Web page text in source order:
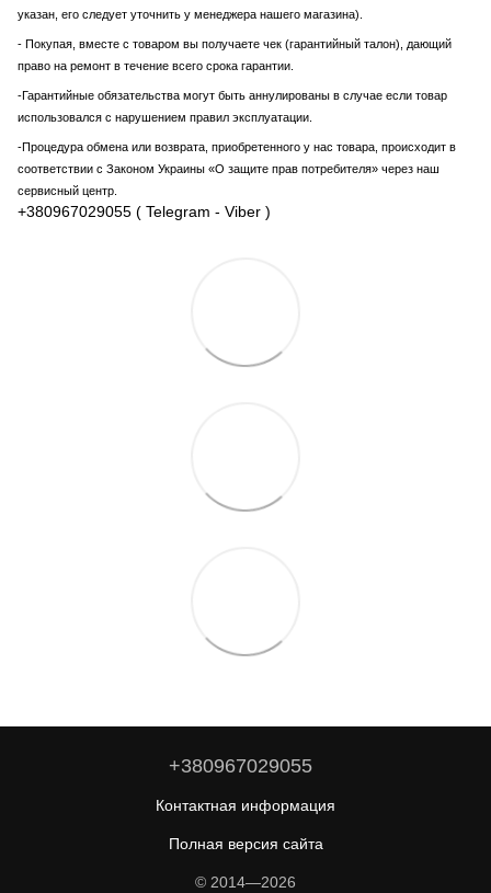
указан, его следует уточнить у менеджера нашего магазина).
- Покупая, вместе с товаром вы получаете чек (гарантийный талон), дающий
право на ремонт в течение всего срока гарантии.
-Гарантийные обязательства могут быть аннулированы в случае если товар
использовался с нарушением правил эксплуатации.
-Процедура обмена или возврата, приобретенного у нас товара, происходит в
соответствии с Законом Украины «О защите прав потребителя» через наш
сервисный центр.
+380967029055 ( Telegram - Viber )
+380967029055
Контактная информация
Полная версия сайта
© 2014—2026